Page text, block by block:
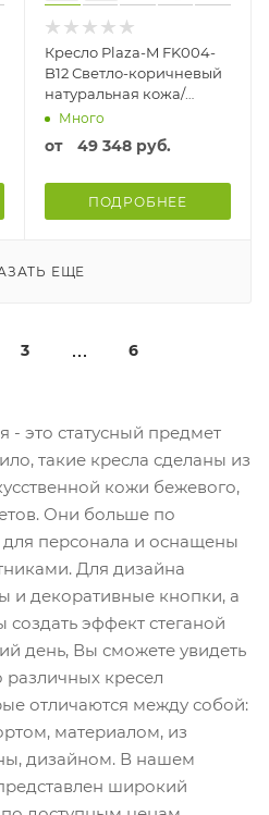
Кресло Plaza-M FK004-
B12 Светло-коричневый
натуральная кожа/
экокожа
Много
от 49 348 руб.
ПОДРОБНЕЕ
ЕЩЕ
3 6
- это статусный предмет
такие кресла сделаны из
кожи бежевого,
Они больше по
для персонала и оснащены
Для дизайна
и декоративные кнопки, а
создать эффект стеганой
день, Вы сможете увидеть
кресел
отличаются между собой:
материалом, из
дизайном. В нашем
широкий